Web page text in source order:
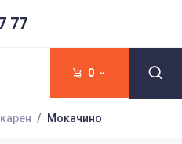
77
0
Мокачино